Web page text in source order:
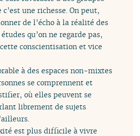
une richesse. On peut,
de l’écho à la réalité des
qu’on ne regarde pas,
conscientisation et vice
à des espaces non-mixtes
se comprennent et
où elles peuvent se
librement de sujets
est plus difficile à vivre